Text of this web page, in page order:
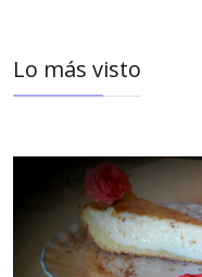
Lo más visto